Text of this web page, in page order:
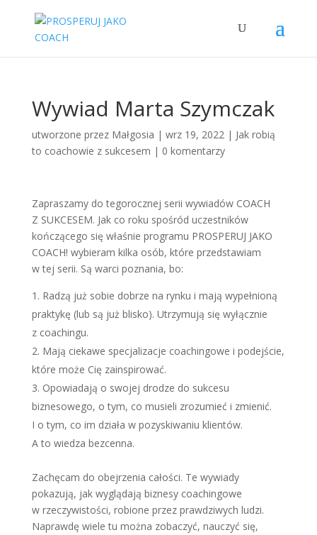
Wywiad Marta Szymczak
utworzone przez Małgosia | wrz 19, 2022| Jak robią
to coachowie z sukcesem | 0 komentarzy
Zapraszamy do tegorocznej serii wywiadów COACH
Z SUKCESEM. Jak co roku spośród uczestników
kończącego się właśnie programu PROSPERUJ JAKO
COACH! wybieram kilka osób, które przedstawiam
w tej serii. Są warci poznania, bo:
Radzą już sobie dobrze na rynku i mają wypełnioną
praktykę (lub są już blisko). Utrzymują się wyłącznie
z coachingu.
Mają ciekawe specjalizacje coachingowe i podejście,
które może Cię zainspirować.
Opowiadają o swojej drodze do sukcesu
biznesowego, o tym, co musieli zrozumieć i zmienić.
I o tym, co im działa w pozyskiwaniu klientów.
A to wiedza bezcenna.
Zachęcam do obejrzenia całości. Te wywiady
pokazują, jak wyglądają biznesy coachingowe
w rzeczywistości, robione przez prawdziwych ludzi.
Naprawdę wiele tu można zobaczyć, nauczyć się,